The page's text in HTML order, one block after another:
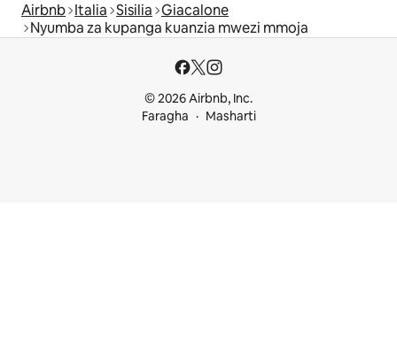
Airbnb Italia Sisilia Giacalone
Nyumba za kupanga kuanzia mwezi mmoja
© 2026 Airbnb, Inc.
Faragha
Masharti